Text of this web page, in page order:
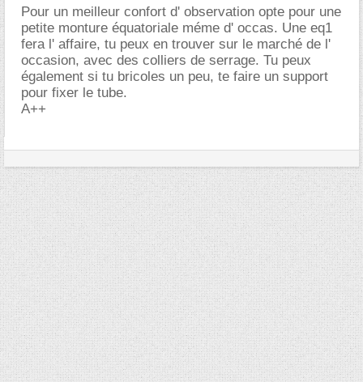
Pour un meilleur confort d' observation opte pour une
petite monture équatoriale méme d' occas. Une eq1
fera l' affaire, tu peux en trouver sur le marché de l'
occasion, avec des colliers de serrage. Tu peux
également si tu bricoles un peu, te faire un support
pour fixer le tube.
A++